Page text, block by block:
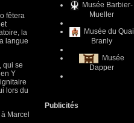
fêtera
la
langue
qui se
Y
lors du
Marcel
Musée Barbier-
Mueller
Musée du Quai
Branly
Musée
Dapper
Publicités